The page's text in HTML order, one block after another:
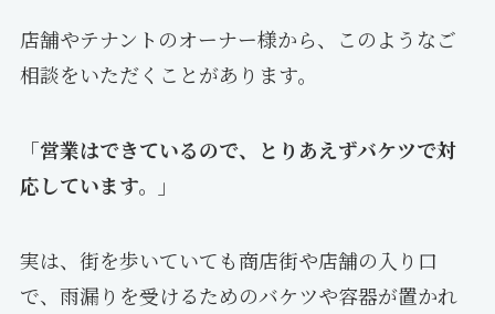
店舗やテナントのオーナー様から、このようなご
相談をいただくことがあります。
「営業はできているので、とりあえずバケツで対
応しています。」
実は、街を歩いていても商店街や店舗の入り口
で、雨漏りを受けるためのバケツや容器が置かれ